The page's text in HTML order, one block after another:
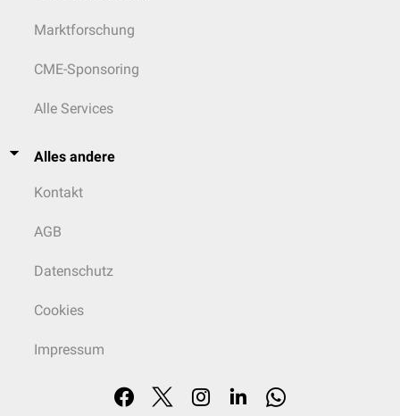
Marktforschung
CME-Sponsoring
Alle Services
Alles andere
Kontakt
AGB
Datenschutz
Cookies
Impressum